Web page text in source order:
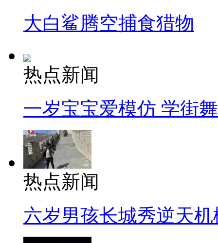
大白鲨腾空捕食猎物
热点新闻
一岁宝宝爱模仿 学街
热点新闻
六岁男孩长城秀逆天机